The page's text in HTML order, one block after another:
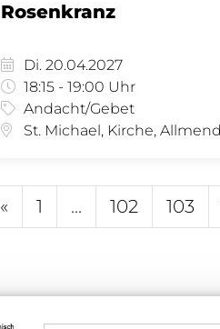
Rosenkranz
Di. 20.04.2027
18:15 - 19:00 Uhr
Andacht/Gebet
« 1 ... 102 103